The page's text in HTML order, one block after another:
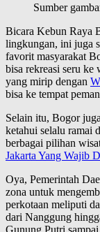
Sumber
Bicara Kebun Raya
lingkungan, ini juga
favorit masyarakat
bisa rekreasi seru ke
yang mirip dengan
bisa ke tempat
Selain itu, Bogor
ketahui selalu ramai
berbagai pilihan
Jakarta Yang Wajib
Oya, Pemerintah
zona untuk
perkotaan meliputi
dari Nanggung
Gunung Putri